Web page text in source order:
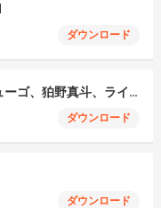
ダウンロード
モエチャッカファイア – ヒューゴ、狛野真斗、ライト、セヴェリアン (Cover )
ダウンロード
ダウンロード